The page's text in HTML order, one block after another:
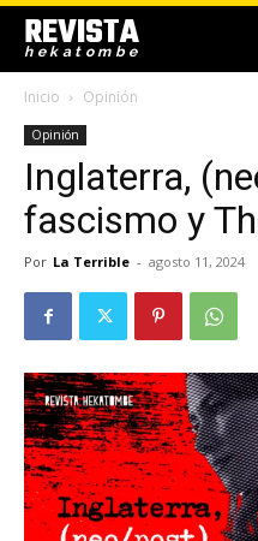
REVISTA
hekatombe
Inicio Opinión
Opinión
Inglaterra,
fascismo y
Por La Terrible - agosto 11, 2024